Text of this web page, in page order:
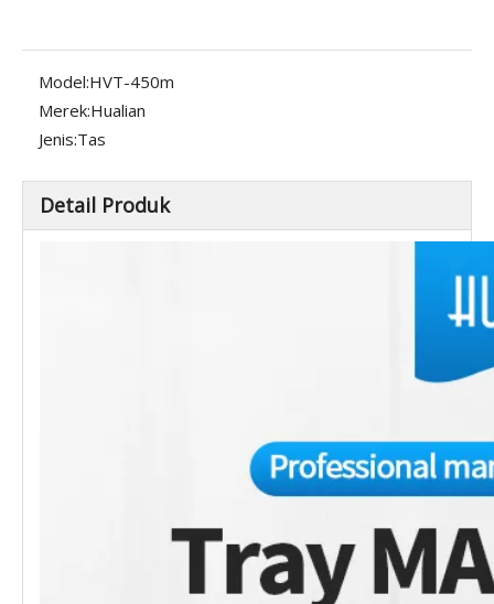
Model:HVT-450m
Merek:Hualian
Jenis:Tas
Detail Produk